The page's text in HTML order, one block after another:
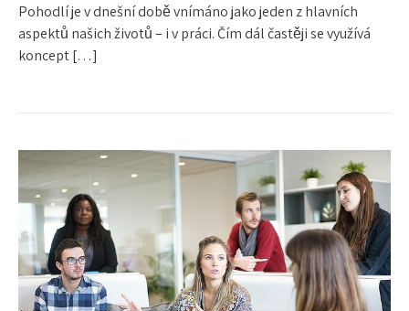
Pohodlí je v dnešní době vnímáno jako jeden z hlavních
aspektů našich životů – i v práci. Čím dál častěji se využívá
koncept […]